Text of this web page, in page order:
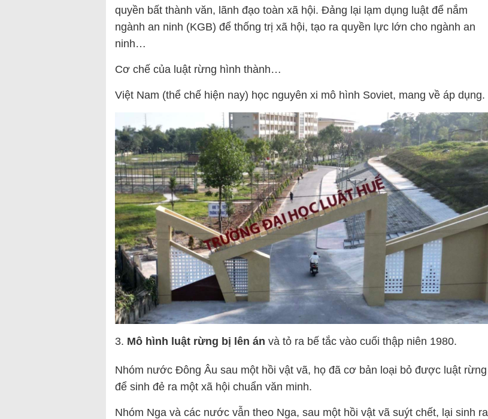
quyền bất thành văn, lãnh đạo toàn xã hội. Đảng lại lạm dụng luật để nắm
ngành an ninh (KGB) để thống trị xã hội, tạo ra quyền lực lớn cho ngành an
ninh…
Cơ chế của luật rừng hình thành…
Việt Nam (thể chế hiện nay) học nguyên xi mô hình Soviet, mang về áp dụng.
Mô hình luật rừng bị lên án và tỏ ra bế tắc vào cuối thập niên 1980.
Nhóm nước Đông Âu sau một hồi vật vã, họ đã cơ bản loại bỏ được luật rừng
để sinh đẻ ra một xã hội chuẩn văn minh.
Nhóm Nga và các nước vẫn theo Nga, sau một hồi vật vã suýt chết, lại sinh ra